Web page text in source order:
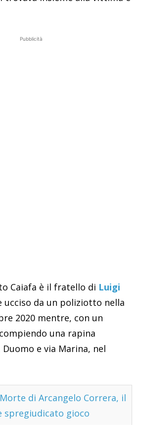
Pubblicità
Caiafa è il fratello di Luigi
ucciso da un poliziotto nella
2020 mentre, con un
una rapina
Duomo e via Marina, nel
Morte di Arcangelo Correra, il
spregiudicato gioco